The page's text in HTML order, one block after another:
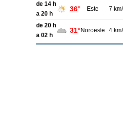
de 14 h
a 20 h
36° Este 7
de 20 h
a 02 h
31° Noroeste 4